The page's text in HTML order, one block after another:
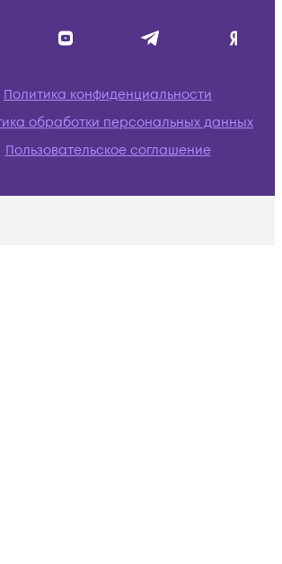
Политика конфиденциальности
обработки персональных данных
Пользовательское соглашение